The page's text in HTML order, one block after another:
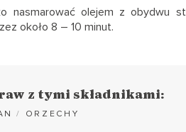
nasmarować olejem z obydwu
około 8 – 10 minut.
z tymi składnikami:
/ ORZECHY